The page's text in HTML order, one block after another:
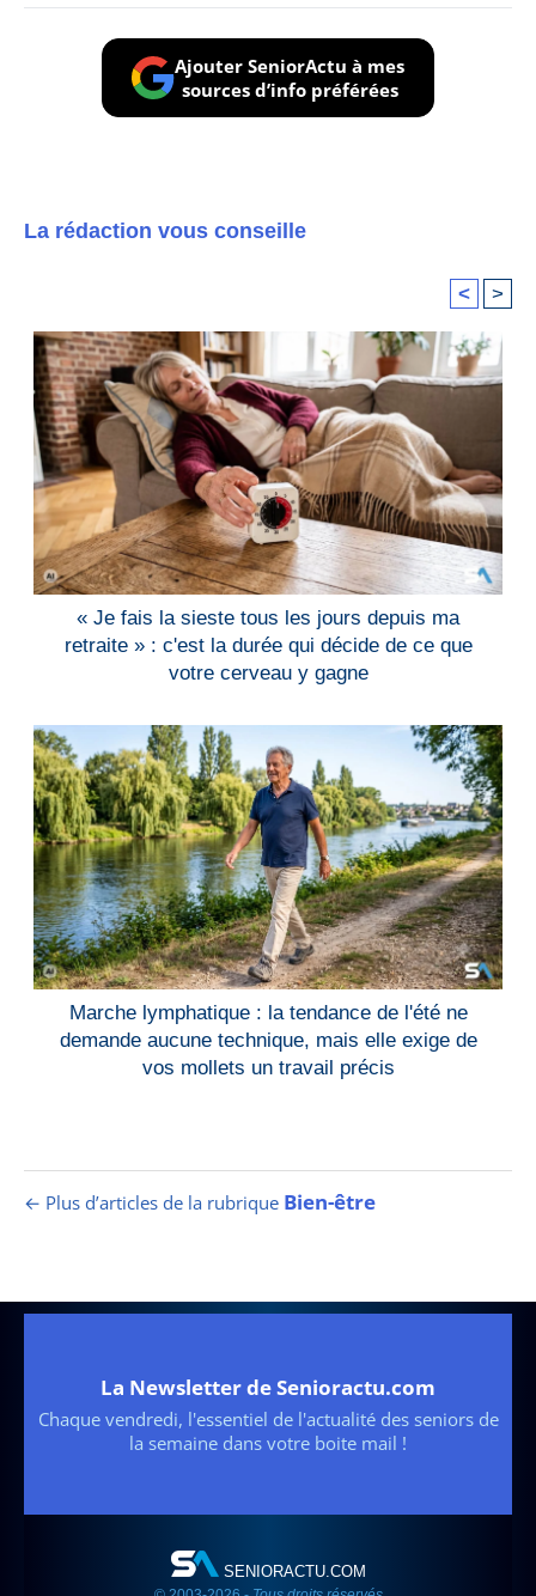
Ajouter SeniorActu à mes
sources d’info préférées
La rédaction vous conseille
< >
« Je fais la sieste tous les jours depuis ma
retraite » : c'est la durée qui décide de ce que
votre cerveau y gagne
Marche lymphatique : la tendance de l'été ne
demande aucune technique, mais elle exige de
vos mollets un travail précis
← Plus d’articles de la rubrique Bien-être
La Newsletter de Senioractu.com
Chaque vendredi, l'essentiel de l'actualité des seniors de
la semaine dans votre boite mail !
SENIORACTU.COM